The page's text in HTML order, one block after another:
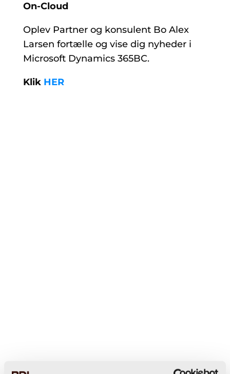
On-Cloud
Oplev Partner og konsulent Bo Alex
Larsen fortælle og vise dig nyheder i
Microsoft Dynamics 365BC.
Klik HER